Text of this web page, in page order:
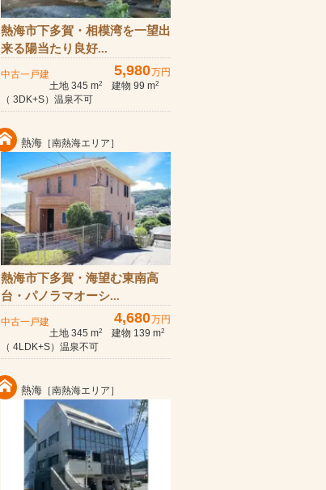
熱海市下多賀・相模湾を一望出
来る陽当たり良好...
中古一戸建 5,980万円
土地 345 m2 建物 99 m2
（ 3DK+S）温泉不可
熱海 ［南熱海エリア］
熱海市下多賀・海望む東南高
台・パノラマオーシ...
中古一戸建 4,680万円
土地 345 m2 建物 139 m2
（ 4LDK+S）温泉不可
熱海 ［南熱海エリア］